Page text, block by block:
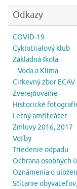
Odkazy
COVID-19
Cyklotrialový klub
Základná škola
Voda a Klima
Cirkevný zbor ECAV
Zverejňovanie
Historické
Letný amfiteáter
Zmluvy 2016, 2017
Voľby
Triedenie odpadu
Ochrana osobných
Oznámenia o
Sčítanie